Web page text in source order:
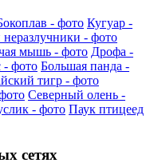
- фото Кугуар -
- фото
мышь - фото Дрофа -
- фото Большая панда -
тигр - фото
Северный олень -
- фото Паук птицеед
сетях